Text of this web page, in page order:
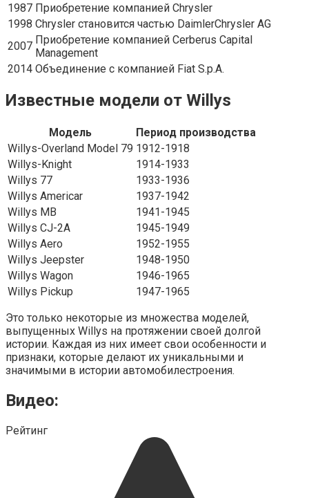
1987 Приобретение компанией Chrysler
1998 Chrysler становится частью DaimlerChrysler AG
2007 Приобретение компанией Cerberus Capital
Management
2014 Объединение с компанией Fiat S.p.A.
Известные модели от Willys
Модель
Период производства
Willys-Overland Model 79 1912-1918
Willys-Knight
1914-1933
Willys 77
1933-1936
Willys Americar
1937-1942
Willys MB
1941-1945
Willys CJ-2A
1945-1949
Willys Aero
1952-1955
Willys Jeepster
1948-1950
Willys Wagon
1946-1965
Willys Pickup
1947-1965
Это только некоторые из множества моделей,
выпущенных Willys на протяжении своей долгой
истории. Каждая из них имеет свои особенности и
признаки, которые делают их уникальными и
значимыми в истории автомобилестроения.
Видео:
Рейтинг